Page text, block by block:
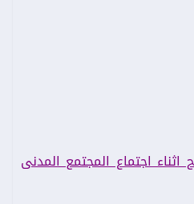
اجتماع المجتمع المدنى